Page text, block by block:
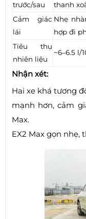
trước/sau
thanh
Cảm giác
lái
Nhẹ
hợp đi
Tiêu thụ
nhiên liệu
~6–6.5 l/
Nhận xét:
Hai xe khá tương
mạnh hơn, cảm
Max.
EX2 Max gọn nhẹ,